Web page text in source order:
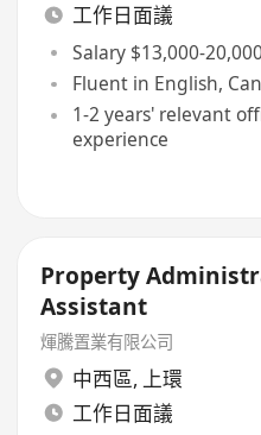
工作日面議
Salary $13,000-20,000
Fluent in English,
1-2 years' relevant
experience
Property
Assistant
煇騰置業有限公司
中西區, 上環
工作日面議